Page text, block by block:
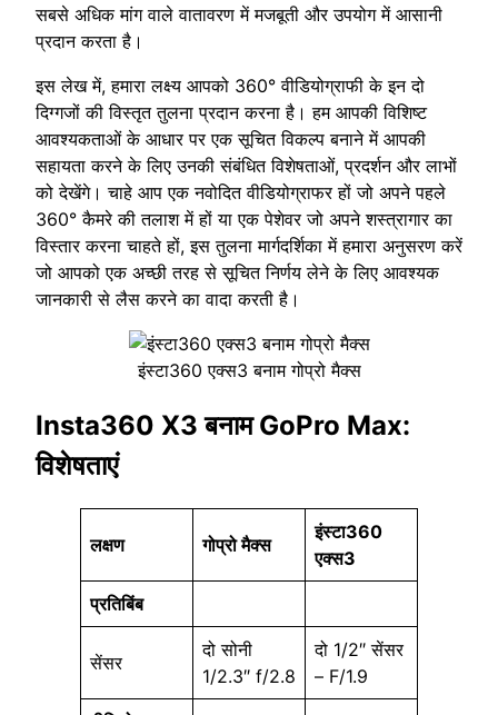
सबसे अधिक मांग वाले वातावरण में मजबूती और उपयोग में आसानी
प्रदान करता है।
इस लेख में, हमारा लक्ष्य आपको 360° वीडियोग्राफी के इन दो
दिग्गजों की विस्तृत तुलना प्रदान करना है। हम आपकी विशिष्ट
आवश्यकताओं के आधार पर एक सूचित विकल्प बनाने में आपकी
सहायता करने के लिए उनकी संबंधित विशेषताओं, प्रदर्शन और लाभों
को देखेंगे। चाहे आप एक नवोदित वीडियोग्राफर हों जो अपने पहले
360° कैमरे की तलाश में हों या एक पेशेवर जो अपने शस्त्रागार का
विस्तार करना चाहते हों, इस तुलना मार्गदर्शिका में हमारा अनुसरण करें
जो आपको एक अच्छी तरह से सूचित निर्णय लेने के लिए आवश्यक
जानकारी से लैस करने का वादा करती है।
इंस्टा360 एक्स3 बनाम गोप्रो मैक्स
Insta360 X3 बनाम GoPro Max:
विशेषताएं
लक्षण गोप्रो मैक्स
इंस्टा360
एक्स3
प्रतिबिंब
सेंसर
दो सोनी
1/2.3″ f/2.8
दो 1/2″ सेंसर
– F/1.9